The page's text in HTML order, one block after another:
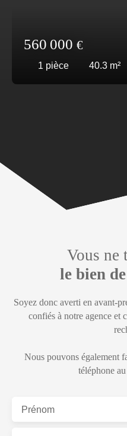
560 000 €
1 pièce 40.3 m²
Vous ne
le bien
Soyez donc averti en avant-
confiés à notre agence et
Nous pouvons également
téléphone au
Prénom